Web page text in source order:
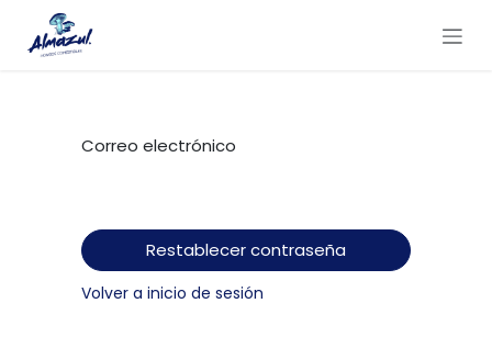
Ir al contenido
Correo electrónico
Restablecer contraseña
Volver a inicio de sesión